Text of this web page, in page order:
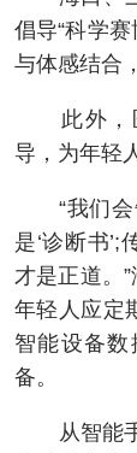
倡导“科学
与体感结合
此外，医
导，为年轻
“我们会
是‘诊断书
才是正道。
年轻人应定
智能设备
备。
从智能手